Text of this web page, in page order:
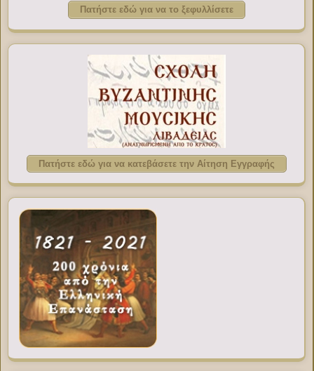
Πατήστε εδώ για να το ξεφυλλίσετε
Πατήστε εδώ για να κατεβάσετε την Αίτηση Εγγραφής